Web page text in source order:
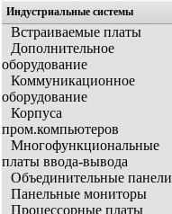
Индустриальные системы
Встраиваемые платы
Дополнительное
оборудование
Коммуникационное
оборудование
Корпуса
пром.компьютеров
Многофункциональные
платы ввода-вывода
Объединительные панели
Панельные мониторы
Процессорные платы